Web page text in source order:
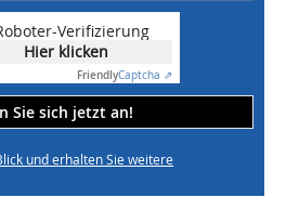
Verifizierung
Hier klicken
FriendlyCaptcha ⇗
Sie sich jetzt an!
und erhalten Sie weitere